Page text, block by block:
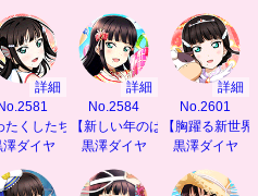
詳細
たくしたちの特等席】
澤ダイヤ
詳細
No.2584
【新しい年のはじまりに】
黒澤ダイヤ
詳細
No.2601
【胸躍る新世界
黒澤ダイヤ